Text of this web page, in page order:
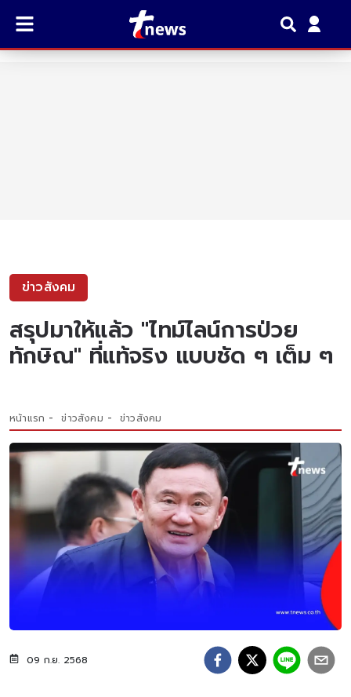
ข่าวสังคม
สรุปมาให้แล้ว "ไทม์ไลน์การป่วย
ทักษิณ" ที่แท้จริง แบบชัด ๆ เต็ม ๆ
หน้าแรก ข่าวสังคม ข่าวสังคม
09 ก.ย. 2568